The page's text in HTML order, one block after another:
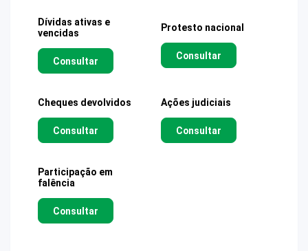
Dívidas ativas e
vencidas
Consultar
Protesto nacional
Consultar
Cheques devolvidos
Consultar
Ações judiciais
Consultar
Participação em
falência
Consultar